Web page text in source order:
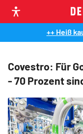
++ Heiß
Covestro: Für
- 70 Prozent